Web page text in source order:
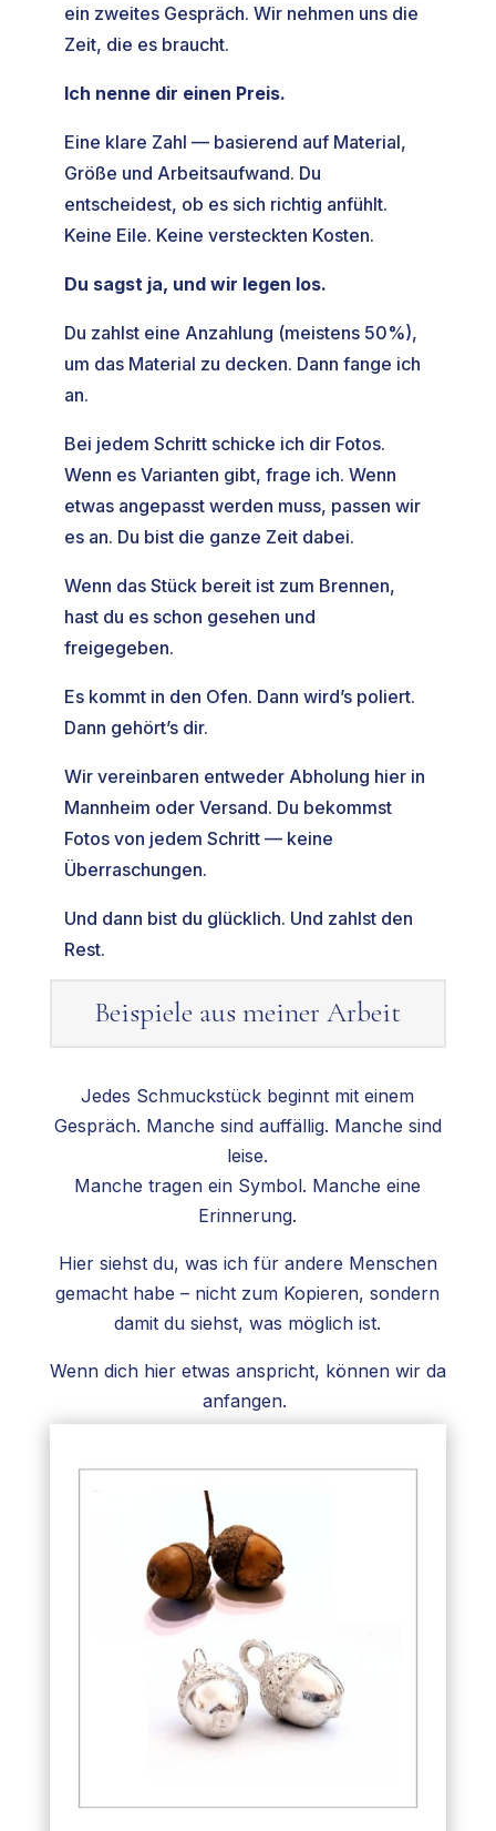
ein zweites Gespräch. Wir nehmen uns die
Zeit, die es braucht.
Ich nenne dir einen Preis.
Eine klare Zahl — basierend auf Material,
Größe und Arbeitsaufwand. Du
entscheidest, ob es sich richtig anfühlt.
Keine Eile. Keine versteckten Kosten.
Du sagst ja, und wir legen los.
Du zahlst eine Anzahlung (meistens 50%),
um das Material zu decken. Dann fange ich
an.
Bei jedem Schritt schicke ich dir Fotos.
Wenn es Varianten gibt, frage ich. Wenn
etwas angepasst werden muss, passen wir
es an. Du bist die ganze Zeit dabei.
Wenn das Stück bereit ist zum Brennen,
hast du es schon gesehen und
freigegeben.
Es kommt in den Ofen. Dann wird’s poliert.
Dann gehört’s dir.
Wir vereinbaren entweder Abholung hier in
Mannheim oder Versand. Du bekommst
Fotos von jedem Schritt — keine
Überraschungen.
Und dann bist du glücklich. Und zahlst den
Rest.
Beispiele aus meiner Arbeit
Jedes Schmuckstück beginnt mit einem
Gespräch. Manche sind auffällig. Manche sind
leise.
Manche tragen ein Symbol. Manche eine
Erinnerung.
Hier siehst du, was ich für andere Menschen
gemacht habe – nicht zum Kopieren, sondern
damit du siehst, was möglich ist.
Wenn dich hier etwas anspricht, können wir da
anfangen.